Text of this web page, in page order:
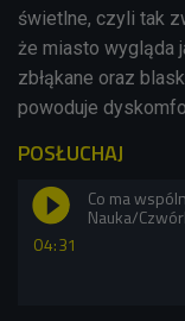
świetlne, czyli tak
że miasto wygląda
zbłąkane oraz
powoduje
POSŁUCHAJ
04:31
Co ma
Nauka/